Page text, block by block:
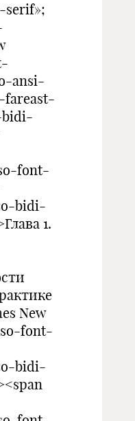
serif»;
ansi-
fareast-
bidi-
font-
bidi-
1.
New
font-
bidi-